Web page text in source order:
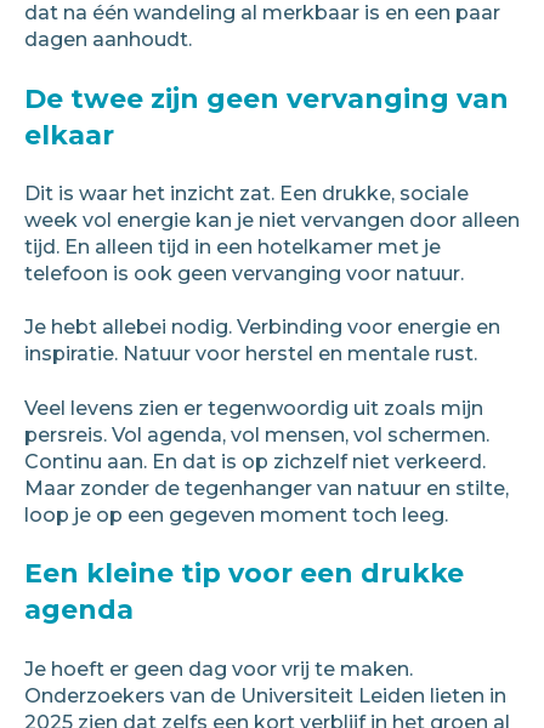
dat na één wandeling al merkbaar is en een paar
dagen aanhoudt.
De twee zijn geen vervanging van
elkaar
Dit is waar het inzicht zat. Een drukke, sociale
week vol energie kan je niet vervangen door alleen
tijd. En alleen tijd in een hotelkamer met je
telefoon is ook geen vervanging voor natuur.
Je hebt allebei nodig. Verbinding voor energie en
inspiratie. Natuur voor herstel en mentale rust.
Veel levens zien er tegenwoordig uit zoals mijn
persreis. Vol agenda, vol mensen, vol schermen.
Continu aan. En dat is op zichzelf niet verkeerd.
Maar zonder de tegenhanger van natuur en stilte,
loop je op een gegeven moment toch leeg.
Een kleine tip voor een drukke
agenda
Je hoeft er geen dag voor vrij te maken.
Onderzoekers van de Universiteit Leiden lieten in
2025 zien dat zelfs een kort verblijf in het groen al